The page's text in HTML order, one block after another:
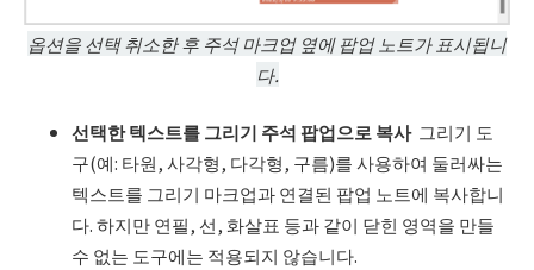
옵션을 선택 취소한 후 주석 마크업 옆에 팝업 노트가 표시됩니
다.
선택한 텍스트를 그리기 주석 팝업으로 복사 그리기 도
구(예: 타원, 사각형, 다각형, 구름)를 사용하여 둘러싸는
텍스트를 그리기 마크업과 연결된 팝업 노트에 복사합니
다. 하지만 연필, 선, 화살표 등과 같이 닫힌 영역을 만들
수 없는 도구에는 적용되지 않습니다.